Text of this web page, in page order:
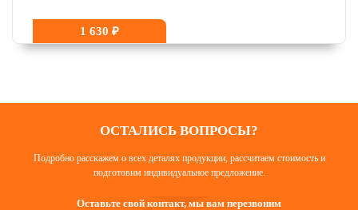
1 630 ₽
ОСТАЛИСЬ ВОПРОСЫ?
Подробно расскажем о всех деталях продукции, рассчитаем стоимость и
подготовим индивидуальное предложение.
Оставьте свой контакт, мы вам перезвоним